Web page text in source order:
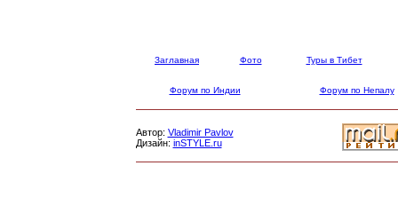
Заглавная Фото Туры в Тибет
Форум по Индии Форум по Непалу
Автор: Vladimir Pavlov
Дизайн: inSTYLE.ru